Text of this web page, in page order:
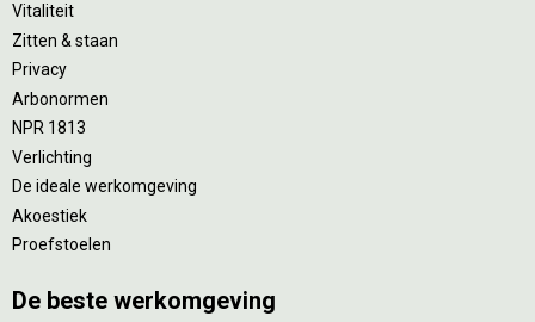
Vitaliteit
Zitten & staan
Privacy
Arbonormen
NPR 1813
Verlichting
De ideale werkomgeving
Akoestiek
Proefstoelen
De beste werkomgeving